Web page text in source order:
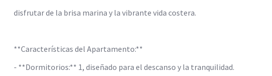
disfrutar de la brisa marina y la vibrante vida costera.
**Características del Apartamento:**
- **Dormitorios:** 1, diseñado para el descanso y la tranquilidad.